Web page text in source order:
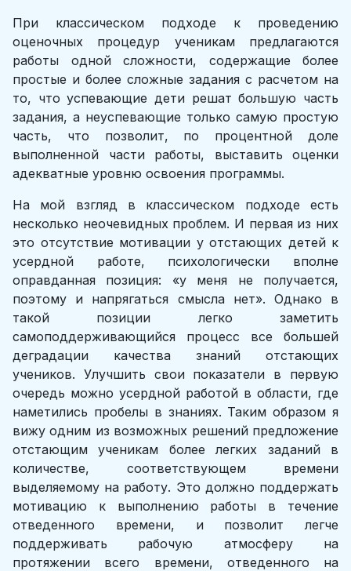
При классическом подходе к проведению
оценочных процедур ученикам предлагаются
работы одной сложности, содержащие более
простые и более сложные задания с расчетом на
то, что успевающие дети решат большую часть
задания, а неуспевающие только самую простую
часть, что позволит, по процентной доле
выполненной части работы, выставить оценки
адекватные уровню освоения программы.
На мой взгляд в классическом подходе есть
несколько неочевидных проблем. И первая из них
это отсутствие мотивации у отстающих детей к
усердной работе, психологически вполне
оправданная позиция: «у меня не получается,
поэтому и напрягаться смысла нет». Однако в
такой позиции легко заметить
самоподдерживающийся процесс все большей
деградации качества знаний отстающих
учеников. Улучшить свои показатели в первую
очередь можно усердной работой в области, где
наметились пробелы в знаниях. Таким образом я
вижу одним из возможных решений предложение
отстающим ученикам более легких заданий в
количестве, соответствующем времени
выделяемому на работу. Это должно поддержать
мотивацию к выполнению работы в течение
отведенного времени, и позволит легче
поддерживать рабочую атмосферу на
протяжении всего времени, отведенного на